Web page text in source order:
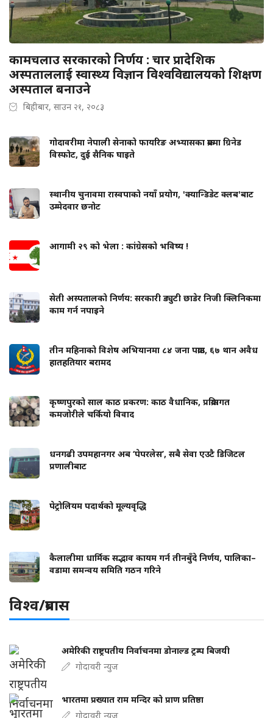
कामचलाउ सरकारको निर्णय : चार प्रादेशिक
अस्पताललाई स्वास्थ्य विज्ञान विश्वविद्यालयको शिक्षण
अस्पताल बनाउने
बिहीबार, साउन २१, २०८३
गोदावरीमा नेपाली सेनाको फायरिङ अभ्यासका क्रममा ग्रिनेड
विस्फोट, दुई सैनिक घाइते
स्थानीय चुनावमा रास्वपाको नयाँ प्रयोग, 'क्यान्डिडेट क्लब'बाट
उम्मेदवार छनोट
आगामी २९ को भेला : कांग्रेसको भविष्य !
सेती अस्पतालको निर्णय: सरकारी ड्युटी छाडेर निजी क्लिनिकमा
काम गर्न नपाइने
तीन महिनाको विशेष अभियानमा ८४ जना पक्राउ, ६७ थान अवैध
हातहतियार बरामद
कृष्णपुरको साल काठ प्रकरण: काठ वैधानिक, प्रक्रियागत
कमजोरीले चर्कियो विवाद
धनगढी उपमहानगर अब ‘पेपरलेस’, सबै सेवा एउटै डिजिटल
प्रणालीबाट
पेट्रोलियम पदार्थको मूल्यवृद्धि
कैलालीमा धार्मिक सद्भाव कायम गर्न तीनबुँदे निर्णय, पालिका–
वडामा समन्वय समिति गठन गरिने
विश्व/प्रबास
अमेरिकी राष्ट्रपतीय निर्वाचनमा डोनाल्ड ट्रम्प बिजयी
गोदावरी न्युज
भारतमा प्रख्यात राम मन्दिर को प्राण प्रतिष्ठा
गोदावरी न्युज